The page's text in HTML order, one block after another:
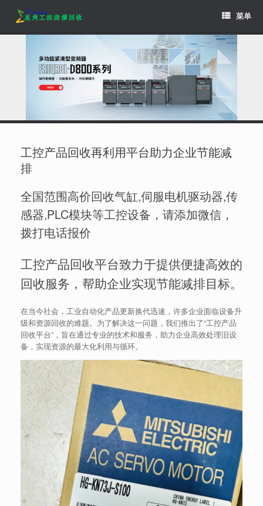
content
菜单
工控产品回收再利用平台助力企业节能减
排
全国范围高价回收气缸,伺服电机驱动器,传
感器,PLC模块等工控设备，请添加微信，
拨打电话报价
工控产品回收平台致力于提供便捷高效的
回收服务，帮助企业实现节能减排目标。
在当今社会，工业自动化产品更新换代迅速，许多企业面临设备升
级和资源回收的难题。为了解决这一问题，我们推出了“工控产品
回收平台”，旨在通过专业的技术和服务，助力企业高效处理旧设
备，实现资源的最大化利用与循环。